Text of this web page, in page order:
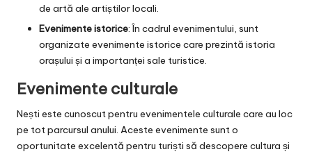
de artă ale artiștilor locali.
Evenimente istorice: În cadrul evenimentului, sunt
organizate evenimente istorice care prezintă istoria
orașului și a importanței sale turistice.
Evenimente culturale
Nești este cunoscut pentru evenimentele culturale care au loc
pe tot parcursul anului. Aceste evenimente sunt o
oportunitate excelentă pentru turiști să descopere cultura și